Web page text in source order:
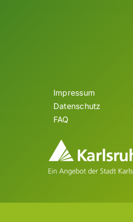
Impressum
Datenschutz
FAQ